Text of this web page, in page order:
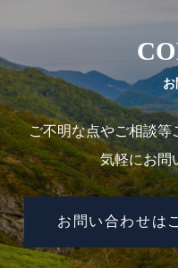
ご不明な点やご相談等
気軽にお問
お問い合わせは